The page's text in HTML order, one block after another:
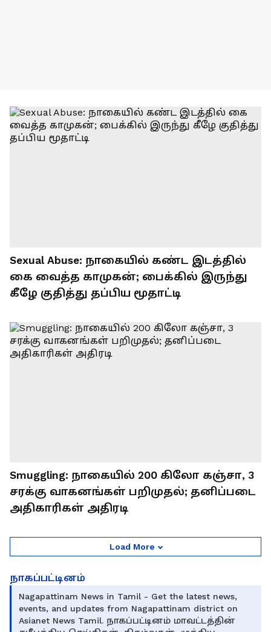
Sexual Abuse: நாகையில் கண்ட இடத்தில்
கை வைத்த காமுகன்; பைக்கில் இருந்து
கீழே குதித்து தப்பிய மூதாட்டி
Smuggling: நாகையில் 200 கிலோ கஞ்சா, 3
சரக்கு வாகனங்கள் பறிமுதல்; தனிப்படை
அதிகாரிகள் அதிரடி
Load More
நாகப்பட்டினம்
Nagapattinam News in Tamil - Get the latest news,
events, and updates from Nagapattinam district on
Asianet News Tamil. நாகப்பட்டினம் மாவட்டத்தின்